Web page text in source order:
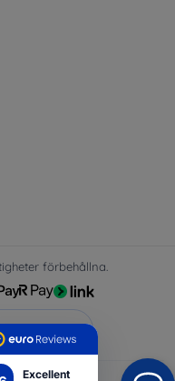
Excellent
förbehållna.